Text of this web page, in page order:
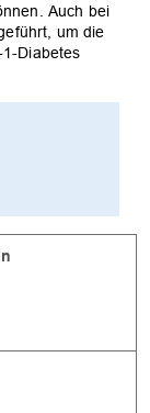
Auch bei
um die
Diabetes